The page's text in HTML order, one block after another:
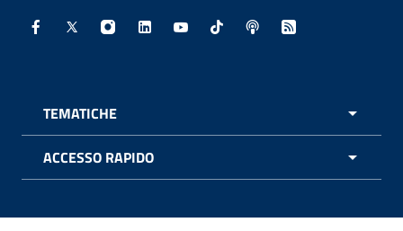
Facebook - Sito esterno - Apertura in nuova finestra
X - Sito esterno - Apertura in nuova finestra
Instagram - Sito esterno - Apertura in
Linkedin - Sito esterno - Apertura in
Youtube - Sito esterno -
TikTok - Sito esterno -
Spreaker - Sito
Feed RSS -
TEMATICHE
ACCESSO RAPIDO